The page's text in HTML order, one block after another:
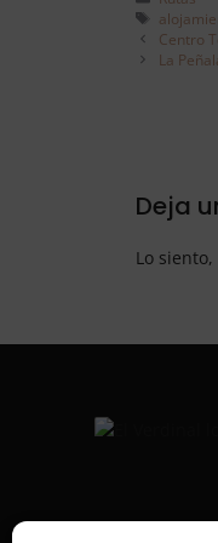
Centro
La
Deja
Lo